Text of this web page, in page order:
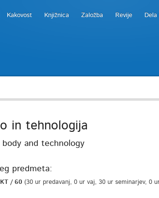
Kakovost Knjižnica Založba Revije Dela
in tehnologija
body and technology
predmeta:
/ 60 (30 ur predavanj, 0 ur vaj, 30 ur seminarjev, 0